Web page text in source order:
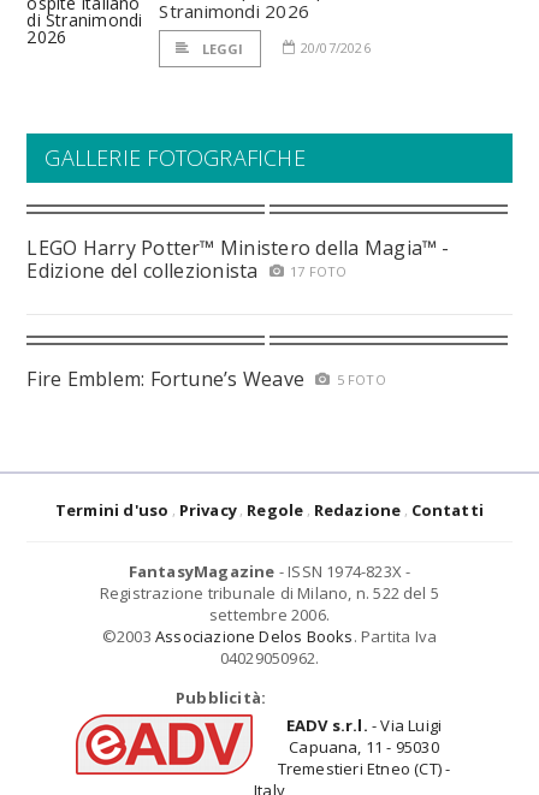
Stranimondi 2026
LEGGI 20/07/2026
GALLERIE FOTOGRAFICHE
LEGO Harry Potter™ Ministero della Magia™ -
Edizione del collezionista
17 FOTO
Fire Emblem: Fortune’s Weave 5 FOTO
Termini d'uso Privacy Regole Redazione Contatti
FantasyMagazine - ISSN 1974-823X -
Registrazione tribunale di Milano, n. 522 del 5
settembre 2006.
©2003 Associazione Delos Books. Partita Iva
04029050962.
Pubblicità:
EADV s.r.l. - Via Luigi
Capuana, 11 - 95030
Tremestieri Etneo (CT) -
Italy